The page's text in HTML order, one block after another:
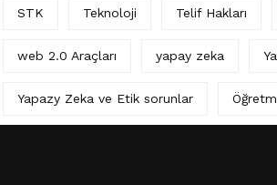
STK Teknoloji Telif Hakları
web 2.0 Araçları yapay zeka
Yapazy Zeka ve Etik sorunlar